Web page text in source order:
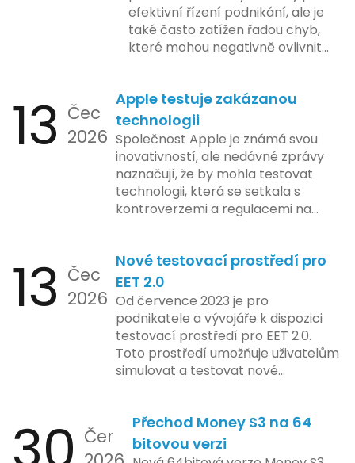
efektivní řízení podnikání, ale je
také často zatížen řadou chyb,
které mohou negativně ovlivnit
by se podnikatelé měli vyvarovat.
13 Čec
2026
Apple testuje zakázanou
technologii
Společnost Apple je známá svou
inovativností, ale nedávné zprávy
naznačují, že by mohla testovat
technologii, která se setkala s
kontroverzemi a regulacemi na
implementace funkce, která by
mohla porušovat určité zákonné
limity na ochranu osobních údajů.
Tato technologie se zaměřuje na
pokročilé sledování uživatelských
aktivit, což vyvolalo obavy ohledně
soukromí a ochrany dat uživatelů.
bezpečnost a ochranu spotřebitelů,
regulační orgány různých zemí jsou
na pozoru a sledují vývoj celého
13 Čec
2026
Nové testovací prostředí pro
EET 2.0
Od července 2023 je pro
podnikatele a vývojáře k dispozici
testovací prostředí pro EET 2.0.
Toto prostředí umožňuje uživatelům
simulovat a testovat nové
kontrolovaném prostředí. Uživatelé
mají možnost předem se seznámit s
aktualizacemi, a tím lépe připravit
Čer
Přechod Money S3 na 64
bitovou verzi